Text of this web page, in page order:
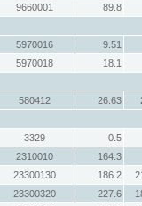
9660001
89.8
5970016
9.51
5970018
18.1
580412 26.63
3329
0.5
2310010
164.3
23300130 186.2
23300320 227.6